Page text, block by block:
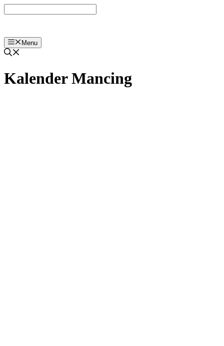
ke
Menu
Kalender Mancing